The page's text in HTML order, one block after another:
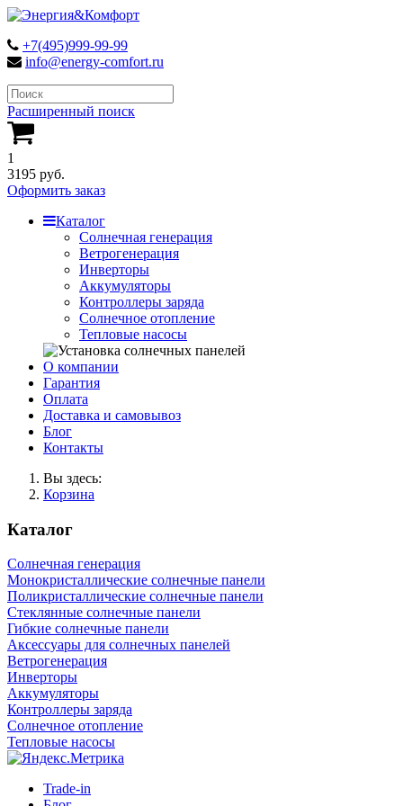
+7(495)999-99-99
info@energy-comfort.ru
Расширенный поиск
1
3195 руб.
Оформить заказ
Каталог
Солнечная генерация
Ветрогенерация
Инверторы
Аккумуляторы
Контроллеры заряда
Солнечное отопление
Тепловые насосы
О компании
Гарантия
Оплата
Доставка и самовывоз
Блог
Контакты
Вы здесь:
Корзина
Каталог
Солнечная генерация
Монокристаллические солнечные панели
Поликристаллические солнечные панели
Стеклянные солнечные панели
Гибкие солнечные панели
Аксессуары для солнечных панелей
Ветрогенерация
Инверторы
Аккумуляторы
Контроллеры заряда
Солнечное отопление
Тепловые насосы
Trade-in